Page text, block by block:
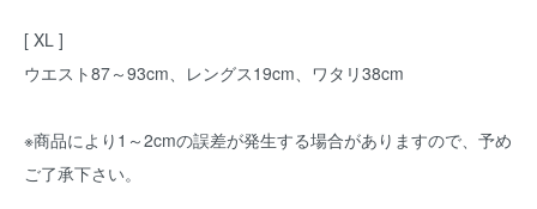
[ XL ]
ウエスト87～93cm、レングス19cm、ワタリ38cm
※商品により1～2cmの誤差が発生する場合がありますので、予め
ご了承下さい。